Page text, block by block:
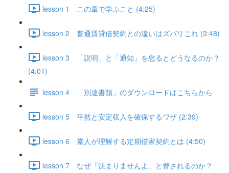
lesson 1 この章で学ぶこと (4:25)
lesson 2 普通賃貸借契約との違いはズバリこれ (3:48)
lesson 3 「説明」と「通知」を怠るとどうなるのか？
(4:01)
lesson 4 「別途書類」のダウンロードはこちらから
lesson 5 平然と安定収入を確保するワザ (2:39)
lesson 6 素人が理解する定期借家契約とは (4:50)
lesson 7 なぜ「決まりませんよ」と脅されるのか？